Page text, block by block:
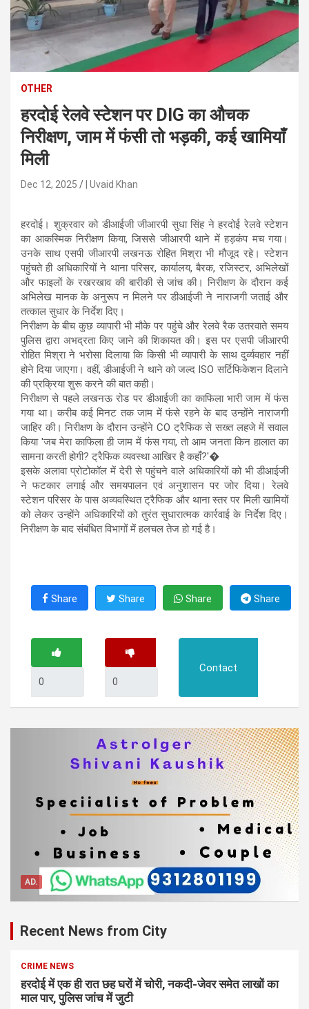
OTHER
हरदोई रेलवे स्टेशन पर DIG का औचक
निरीक्षण, जाम में फंसी तो भड़की, कई खामियाँ
मिली
Dec 12, 2025 | Uvaid Khan
हरदोई। शुक्रवार को डीआईजी जीआरपी सुधा सिंह ने हरदोई रेलवे स्टेशन
का आकस्मिक निरीक्षण किया, जिससे जीआरपी थाने में हड़कंप मच गया।
उनके साथ एसपी जीआरपी लखनऊ रोहित मिश्रा भी मौजूद रहे। स्टेशन
पहुंचते ही अधिकारियों ने थाना परिसर, कार्यालय, बैरक, रजिस्टर, अभिलेखों
और फाइलों के रखरखाव की बारीकी से जांच की। निरीक्षण के दौरान कई
अभिलेख मानक के अनुरूप न मिलने पर डीआईजी ने नाराजगी जताई और
तत्काल सुधार के निर्देश दिए।
निरीक्षण के बीच कुछ व्यापारी भी मौके पर पहुंचे और रेलवे रैक उतरवाते समय
पुलिस द्वारा अभद्रता किए जाने की शिकायत की। इस पर एसपी जीआरपी
रोहित मिश्रा ने भरोसा दिलाया कि किसी भी व्यापारी के साथ दुर्व्यवहार नहीं
होने दिया जाएगा। वहीं, डीआईजी ने थाने को जल्द ISO सर्टिफिकेशन दिलाने
की प्रक्रिया शुरू करने की बात कही।
निरीक्षण से पहले लखनऊ रोड पर डीआईजी का काफिला भारी जाम में फंस
गया था। करीब कई मिनट तक जाम में फंसे रहने के बाद उन्होंने नाराजगी
जाहिर की। निरीक्षण के दौरान उन्होंने CO ट्रैफिक से सख्त लहजे में सवाल
किया 'जब मेरा काफिला ही जाम में फंस गया, तो आम जनता किन हालात का
सामना करती होगी? ट्रैफिक व्यवस्था आखिर है कहाँ?'�
इसके अलावा प्रोटोकॉल में देरी से पहुंचने वाले अधिकारियों को भी डीआईजी
ने फटकार लगाई और समयपालन एवं अनुशासन पर जोर दिया। रेलवे
स्टेशन परिसर के पास अव्यवस्थित ट्रैफिक और थाना स्तर पर मिली खामियों
को लेकर उन्होंने अधिकारियों को तुरंत सुधारात्मक कार्रवाई के निर्देश दिए।
निरीक्षण के बाद संबंधित विभागों में हलचल तेज हो गई है।
Share Share Share Share
Contact
AD.
Recent News from City
CRIME NEWS
हरदोई में एक ही रात छह घरों में चोरी, नकदी-जेवर समेत लाखों का
माल पार, पुलिस जांच में जुटी